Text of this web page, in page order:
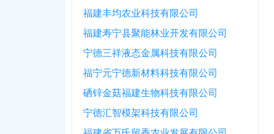
福建丰均农业科技有限公司
福建寿宁县聚能林业开发有限公司
宁德三祥液态金属科技有限公司
福宁元宁德新材料科技有限公司
硒锌金菇福建生物科技有限公司
宁德汇智模架科技有限公司